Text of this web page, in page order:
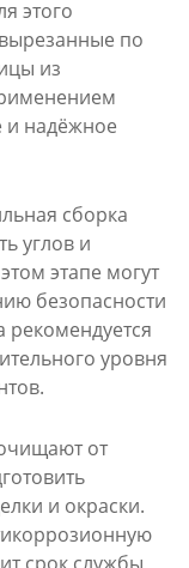
этого
по
из
и надёжное
сборка
углов и
этапе могут
безопасности
рекомендуется
уровня
от
и окраски.